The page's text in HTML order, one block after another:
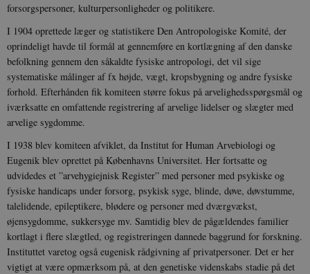
forsorgspersoner, kulturpersonligheder og politikere.
I 1904 oprettede læger og statistikere Den Antropologiske Komité, der
oprindeligt havde til formål at gennemføre en kortlægning af den danske
befolkning gennem den såkaldte fysiske antropologi, det vil sige
systematiske målinger af fx højde, vægt, kropsbygning og andre fysiske
forhold. Efterhånden fik komiteen større fokus på arvelighedsspørgsmål og
iværksatte en omfattende registrering af arvelige lidelser og slægter med
arvelige sygdomme.
I 1938 blev komiteen afviklet, da Institut for Human Arvebiologi og
Eugenik blev oprettet på Københavns Universitet. Her fortsatte og
udvidedes et ”arvehygiejnisk Register” med personer med psykiske og
fysiske handicaps under forsorg, psykisk syge, blinde, døve, døvstumme,
talelidende, epileptikere, blødere og personer med dværgvækst,
øjensygdomme, sukkersyge mv. Samtidig blev de pågældendes familier
kortlagt i flere slægtled, og registreringen dannede baggrund for forskning.
Instituttet varetog også eugenisk rådgivning af privatpersoner. Det er her
vigtigt at være opmærksom på, at den genetiske videnskabs stadie på det